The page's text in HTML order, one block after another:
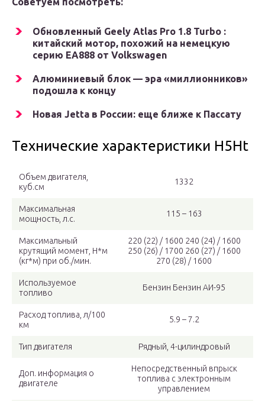
Обновленный Geely Atlas Pro 1.8 Turbo :
китайский мотор, похожий на немецкую
серию EA888 от Volkswagen
Алюминиевый блок — эра «миллионников»
подошла к концу
Новая Jetta в России: еще ближе к Пассату
Технические характеристики H5Ht
Объем двигателя,
куб.см
1332
Максимальная
мощность, л.с.
115 – 163
Максимальный
крутящий момент, Н*м
(кг*м) при об./мин.
220 (22) / 1600 240 (24) / 1600
250 (26) / 1700 260 (27) / 1600
270 (28) / 1600
Используемое
топливо
Бензин Бензин АИ-95
Расход топлива, л/100
км
5.9 – 7.2
Тип двигателя Рядный, 4-цилиндровый
Доп. информация о
двигателе
Непосредственный впрыск
топлива с электронным
управлением